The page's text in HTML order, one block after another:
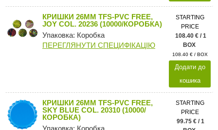
КРИШКИ 26MM TFS-PVC FREE,
JOY COL. 20236 (10000/КОРОБКА)
Упаковка: Коробка
ПЕРЕГЛЯНУТИ СПЕЦИФІКАЦІЮ
STARTING
PRICE
108.40 € / 1
BOX
108.40 € / BOX
Додати до
кошика
КРИШКИ 26MM TFS-PVC FREE,
SKY BLUE COL. 20310 (10000/
КОРОБКА)
Упаковка: Коробка
STARTING
PRICE
99.75 € / 1